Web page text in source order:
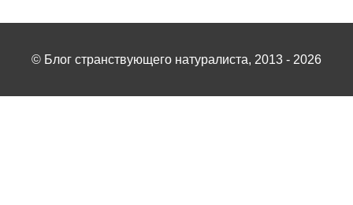
© Блог странствующего натуралиста, 2013 - 2026